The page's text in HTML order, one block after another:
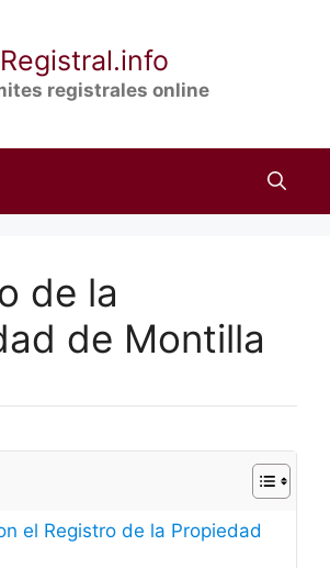
Registral.info
registrales online
de la
de Montilla
el Registro de la Propiedad